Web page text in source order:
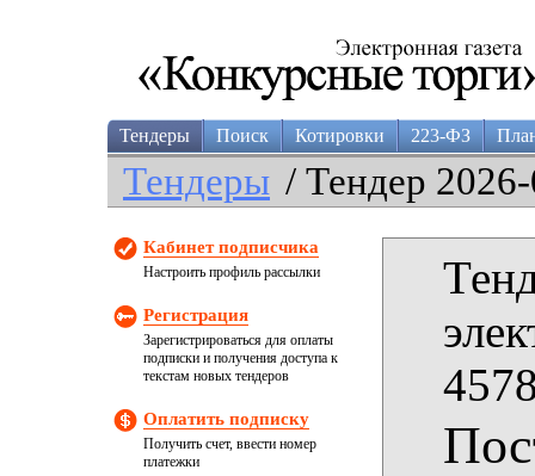
Тендеры Поиск Котировки 223-ФЗ
Тендеры / Тендер
Кабинет подписчика
Настроить профиль рассылки
Регистрация
Зарегистрироваться для оплаты
подписки и получения доступа к
текстам новых тендеров
Оплатить подписку
Получить счет, ввести номер
платежки